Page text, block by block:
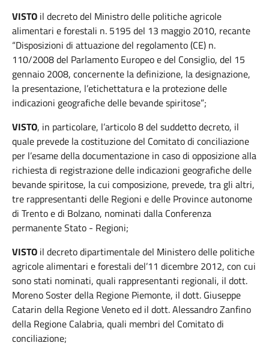
VISTO il decreto del Ministro delle politiche agricole
alimentari e forestali n. 5195 del 13 maggio 2010, recante
“Disposizioni di attuazione del regolamento (CE) n.
110/2008 del Parlamento Europeo e del Consiglio, del 15
gennaio 2008, concernente la definizione, la designazione,
la presentazione, l’etichettatura e la protezione delle
indicazioni geografiche delle bevande spiritose”;
VISTO, in particolare, l’articolo 8 del suddetto decreto, il
quale prevede la costituzione del Comitato di conciliazione
per l’esame della documentazione in caso di opposizione alla
richiesta di registrazione delle indicazioni geografiche delle
bevande spiritose, la cui composizione, prevede, tra gli altri,
tre rappresentanti delle Regioni e delle Province autonome
di Trento e di Bolzano, nominati dalla Conferenza
permanente Stato - Regioni;
VISTO il decreto dipartimentale del Ministero delle politiche
agricole alimentari e forestali del’11 dicembre 2012, con cui
sono stati nominati, quali rappresentanti regionali, il dott.
Moreno Soster della Regione Piemonte, il dott. Giuseppe
Catarin della Regione Veneto ed il dott. Alessandro Zanfino
della Regione Calabria, quali membri del Comitato di
conciliazione;